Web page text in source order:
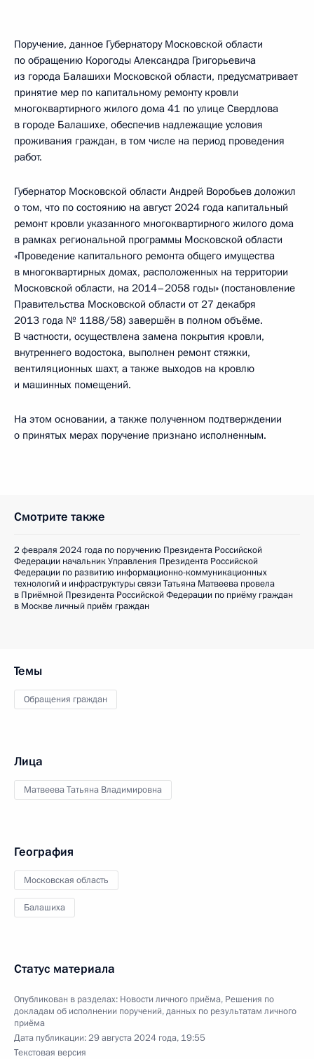
Поручение, данное Губернатору Московской области
по обращению Корогоды Александра Григорьевича
из города Балашихи Московской области, предусматривает
принятие мер по капитальному ремонту кровли
многоквартирного жилого дома 41 по улице Свердлова
в городе Балашихе, обеспечив надлежащие условия
проживания граждан, в том числе на период проведения
работ.
Губернатор Московской области Андрей Воробьев доложил
о том, что по состоянию на август 2024 года капитальный
ремонт кровли указанного многоквартирного жилого дома
в рамках региональной программы Московской области
«Проведение капитального ремонта общего имущества
в многоквартирных домах, расположенных на территории
Московской области, на 2014–2058 годы» (постановление
Правительства Московской области от 27 декабря
2013 года № 1188/58) завершён в полном объёме.
В частности, осуществлена замена покрытия кровли,
внутреннего водостока, выполнен ремонт стяжки,
вентиляционных шахт, а также выходов на кровлю
и машинных помещений.
На этом основании, а также полученном подтверждении
о принятых мерах поручение признано исполненным.
Смотрите также
2 февраля 2024 года по поручению Президента Российской
Федерации начальник Управления Президента Российской
Федерации по развитию информационно-коммуникационных
технологий и инфраструктуры связи Татьяна Матвеева провела
в Приёмной Президента Российской Федерации по приёму граждан
в Москве личный приём граждан
Темы
Обращения граждан
Лица
Матвеева Татьяна Владимировна
География
Московская область
Балашиха
Статус материала
Опубликован в разделах: Новости личного приёма, Решения по
докладам об исполнении поручений, данных по результатам личного
приёма
Дата публикации:29 августа 2024 года, 19:55
Текстовая версия